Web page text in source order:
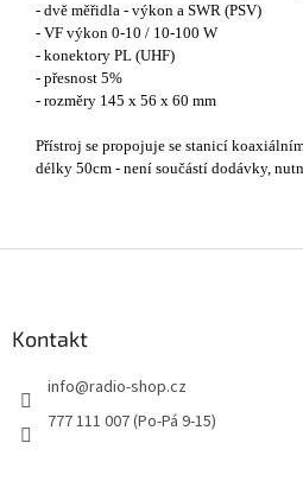
- dvě měřidla - výkon a SWR (PSV)
- VF výkon 0-10 / 10-100 W
- konektory PL (UHF)
- přesnost 5%
- rozměry 145 x 56 x 60 mm
Přístroj se propojuje se stanicí
délky 50cm - není součástí dodávky,
Kontakt
info@radio-shop.cz
777 111 007 (Po-Pá 9-15)